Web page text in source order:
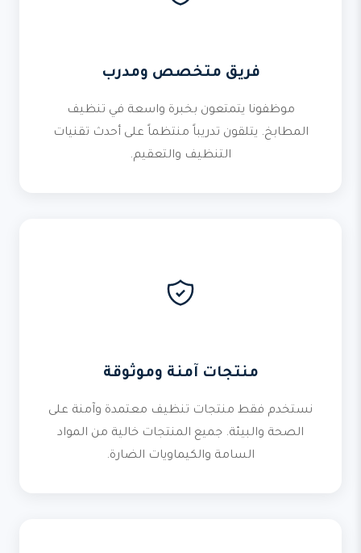
فريق متخصص ومدرب
موظفونا يتمتعون بخبرة واسعة في تنظيف
المطابخ. يتلقون تدريباً منتظماً على أحدث تقنيات
التنظيف والتعقيم.
منتجات آمنة وموثوقة
نستخدم فقط منتجات تنظيف معتمدة وآمنة على
الصحة والبيئة. جميع المنتجات خالية من المواد
السامة والكيماويات الضارة.